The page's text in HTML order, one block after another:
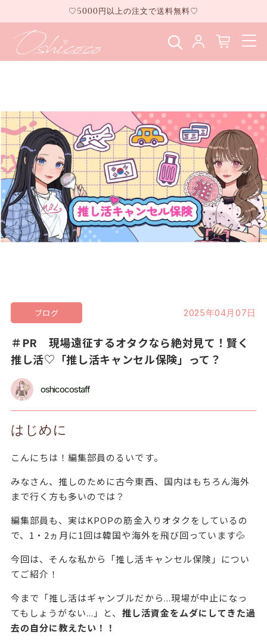
進む
♡5000円以上の注文で送料無料♡
ブログ 2025年04月07日
＃PR 現場遠征するオタクなら絶対見て！賢く
推し活♡「推し活キャンセル保険」って？
oshicocostaff
はじめに
こんにちは！編集部員のるいです。
みなさん、推しのために古今東西、国内はもちろん海外
まで行く方も多いのでは？
編集部員も、実はKPOPの筋金入りオタクをしているの
で、1・2ヵ月に1回は韓国や海外を飛び回っています💦
今回は、そんな私から「推し活キャンセル保険」につい
てご紹介！
今まで「推し活はギャンブルだから...現場が中止になっ
てもしょうがない...」と、 推し活資金をムダにしてきた過
去の自分に教えたい！！